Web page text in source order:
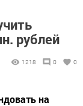
рублей
1218 0 0
на